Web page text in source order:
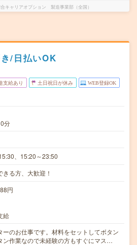
キャリアオプション 製造事業部（全国）
/日払いOK
支給あり 土日祝日が休み WEB登録OK
分
、15:20～23:50
る方、大歓迎！
円
給
ーのお仕事です。材料をセットしてボタン
ン作業なので未経験の方もすぐにマス…